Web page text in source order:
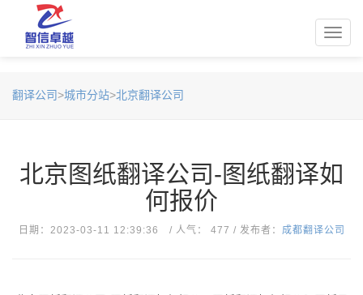
翻译公司>城市分站>北京翻译公司
北京图纸翻译公司-图纸翻译如
何报价
日期：2023-03-11 12:39:36 / 人气： 477 / 发布者： 成都翻译公司